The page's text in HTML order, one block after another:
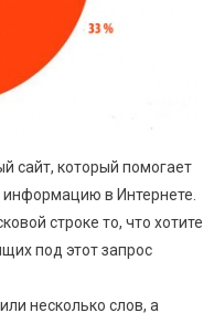
сайт, который помогает
в Интернете.
строке то, что хотите
под этот запрос
несколько слов, а